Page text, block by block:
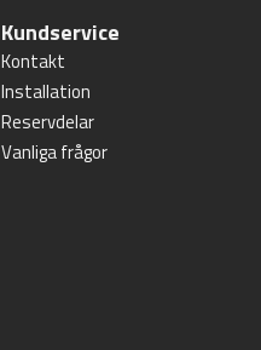
Kundservice
Kontakt
Installation
Reservdelar
Vanliga frågor